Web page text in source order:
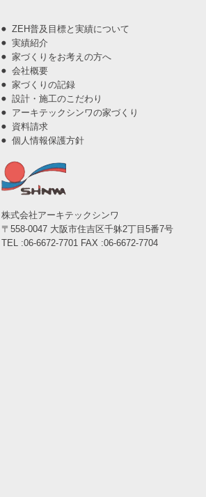
ZEH普及目標と実績について
実績紹介
家づくりをお考えの方へ
会社概要
家づくりの記録
設計・施工のこだわり
アーキテックシンワの家づくり
資料請求
個人情報保護方針
株式会社アーキテックシンワ
〒558-0047 大阪市住吉区千躰2丁目5番7号
TEL :06-6672-7701 FAX :06-6672-7704